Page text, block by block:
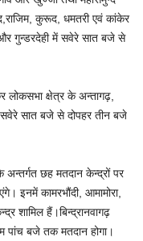
कुरूद, धमतरी एवं कांकेर
और गुन्डरदेही में सवेरे सात बजे से
लोकसभा क्षेत्र के अन्तागढ़,
सवेरे सात बजे से दोपहर तीन बजे
अन्तर्गत छह मतदान केन्द्रों पर
इनमें कामरभौंदी, आमामोरा,
शामिल हैं।बिन्द्रानवागढ़
पांच बजे तक मतदान होगा।